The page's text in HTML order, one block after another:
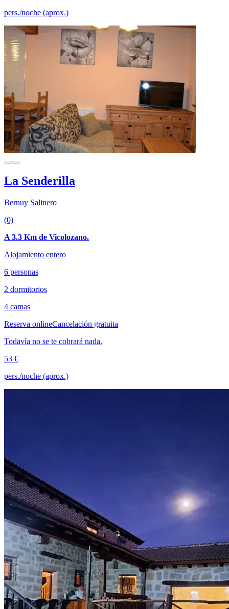
pers./noche (aprox.)
La Senderilla
Bernuy Salinero
(0)
A 3.3 Km de Vicolozano.
Alojamiento entero
6 personas
2 dormitorios
4 camas
Reserva onlineCancelación gratuita
Todavía no se te cobrará nada.
53 €
pers./noche (aprox.)